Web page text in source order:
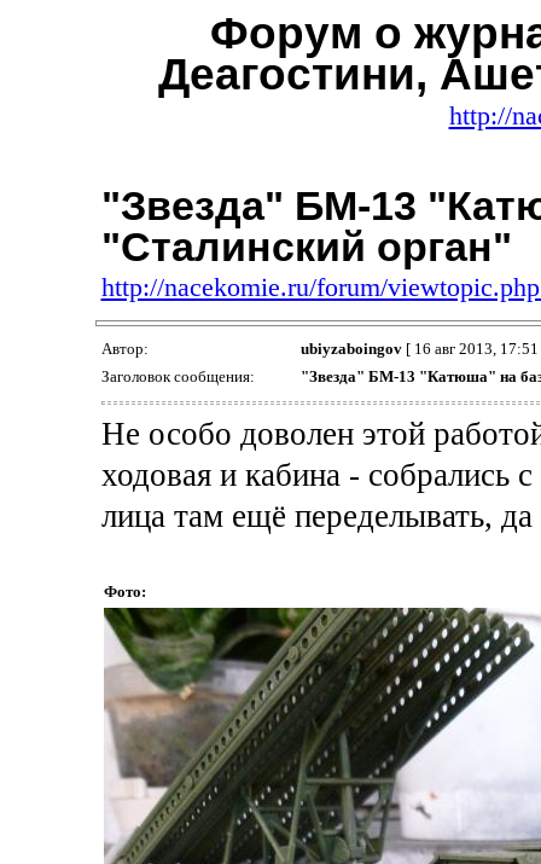
Форум о
Деагостини,
http://
"Звезда" БМ-13
"Сталинский орган"
http://nacekomie.ru/forum/
Автор: ubiyzaboingov[ 16 авг 2013, 17:51
Заголовок сообщения:
"Звезда" БМ-13 "Катюша" на
Не особо доволен этой
ходовая и кабина - собрались
лица там ещё переделывать,
Фото: